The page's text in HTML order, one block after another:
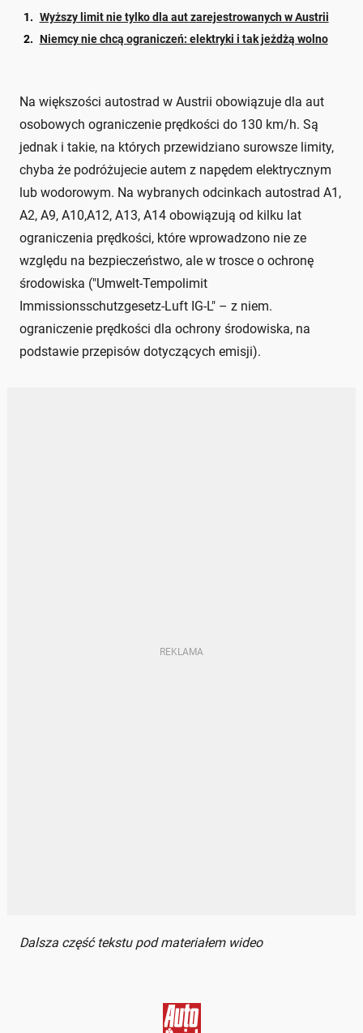
Wyższy limit nie tylko dla aut zarejestrowanych w Austrii
Niemcy nie chcą ograniczeń: elektryki i tak jeżdżą wolno
Na większości autostrad w Austrii obowiązuje dla aut
osobowych ograniczenie prędkości do 130 km/h. Są
jednak i takie, na których przewidziano surowsze limity,
chyba że podróżujecie autem z napędem elektrycznym
lub wodorowym. Na wybranych odcinkach autostrad A1,
A2, A9, A10,A12, A13, A14 obowiązują od kilku lat
ograniczenia prędkości, które wprowadzono nie ze
względu na bezpieczeństwo, ale w trosce o ochronę
środowiska ("Umwelt-Tempolimit
Immissionsschutzgesetz-Luft IG-L" – z niem.
ograniczenie prędkości dla ochrony środowiska, na
podstawie przepisów dotyczących emisji).
Dalsza część tekstu pod materiałem wideo